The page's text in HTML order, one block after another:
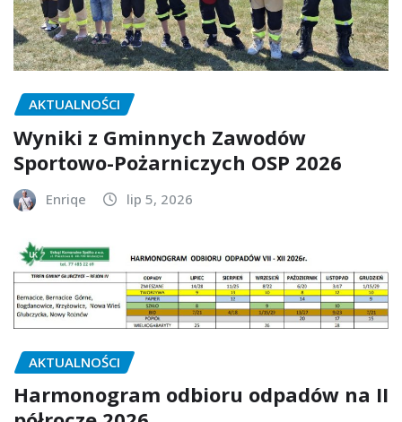
AKTUALNOŚCI
Wyniki z Gminnych Zawodów
Sportowo-Pożarniczych OSP 2026
Enriqe lip 5, 2026
AKTUALNOŚCI
Harmonogram odbioru odpadów na II